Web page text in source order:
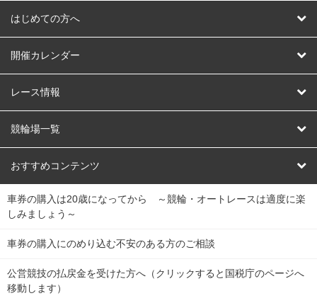
はじめての方へ
はじめての方へ
開催カレンダー
競輪
オートレース
競輪くじ
Dokanto!
チャリロトプラザ
レース情報
レース予想
レース結果
キャリーオーバー一覧
競輪場一覧
北日本 函館競輪場
関
東
弥彦競輪場 前橋競輪場 取手競輪場 宇都宮競輪場
関
東
小田原競輪場
おすすめコンテンツ
競輪選手情報
Perfecta Navi
netkeirin
車券の購入は20歳になってから ～競輪・オートレースは適度に楽
しみましょう～
車券の購入にのめり込む不安のある方のご相談
公営競技の払戻金を受けた方へ（クリックすると国税庁のページへ
移動します）